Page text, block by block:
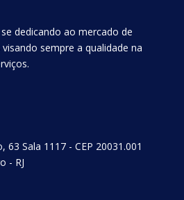
dedicando ao mercado de
sempre a qualidade na
63 Sala 1117 - CEP 20031.001
- RJ